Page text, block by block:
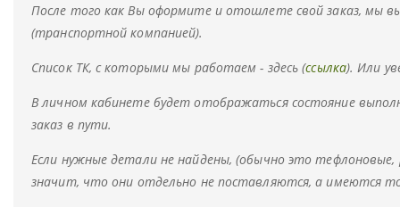
После того как Вы оформите и отошлете свой заказ, мы
(транспортной компанией).
Список ТК, с которыми мы работаем - здесь (ссылка). Или
В личном кабинете будет отображаться состояние
заказ в пути.
Если нужные детали не найдены, (обычно это
значит, что они отдельно не поставляются, а имеются